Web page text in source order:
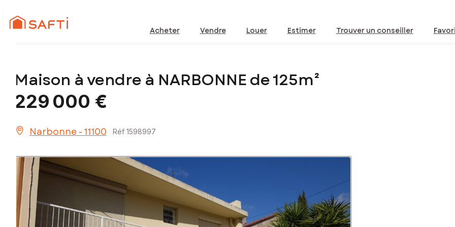
Acheter Vendre Louer Estimer Trouver un conseiller
Maison à vendre à NARBONNE de 125m²
229 000 €
Narbonne - 11100 Réf 1598997